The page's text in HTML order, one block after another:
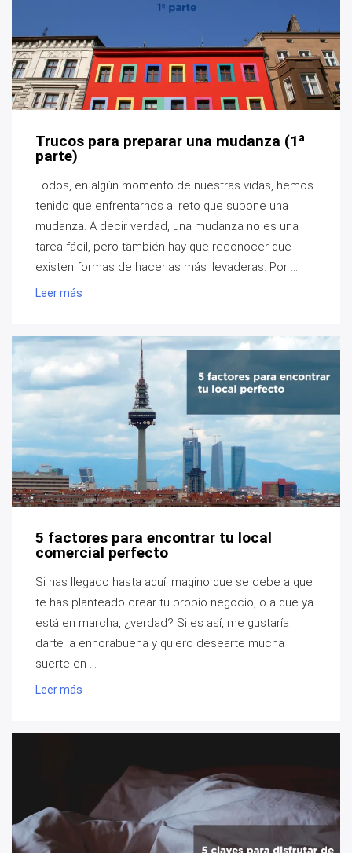
Trucos para preparar una mudanza (1ª
parte)
Todos, en algún momento de nuestras vidas, hemos
tenido que enfrentarnos al reto que supone una
mudanza. A decir verdad, una mudanza no es una
tarea fácil, pero también hay que reconocer que
existen formas de hacerlas más llevaderas. Por ...
Leer más
5 factores para encontrar tu local
comercial perfecto
Si has llegado hasta aquí imagino que se debe a que
te has planteado crear tu propio negocio, o a que ya
está en marcha, ¿verdad? Si es así, me gustaría
darte la enhorabuena y quiero desearte mucha
suerte en ...
Leer más